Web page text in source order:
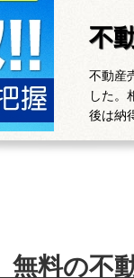
不
不動産
した。
後は納
料の不